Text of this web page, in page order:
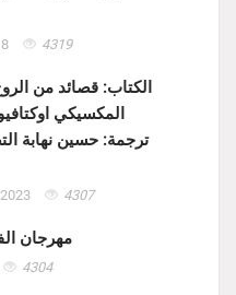
4319
الكتاب: قصائد من
المكسيكي
ترجمة: حسين نهابة
4307
مهرجان
4304